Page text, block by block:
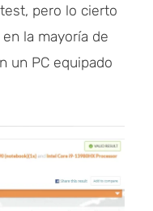
pero lo cierto
la mayoría de
un PC equipado